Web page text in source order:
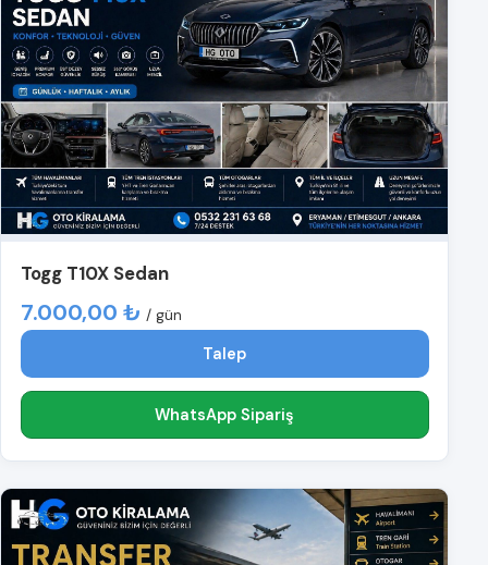
Togg T10X Sedan
7.000,00 ₺ / gün
Talep
WhatsApp Sipariş